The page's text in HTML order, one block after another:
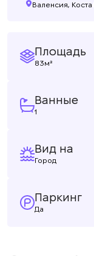
Валенсия,
Площадь
83м²
Ванные
1
Вид на
Город
Паркинг
Да